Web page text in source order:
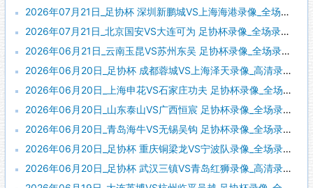
2026年07月21日_足协杯 深圳新鹏城VS上海海港录像_全场录像【视频集锦】
2026年07月21日_北京国安VS大连可为 足协杯录像_全场录像【全场回放】
2026年06月21日_云南玉昆VS苏州东吴 足协杯录像_全场录像【视频集锦】
2026年06月20日_足协杯 成都蓉城VS上海泽天录像_高清录像【全场回放】
2026年06月20日_上海申花VS石家庄功夫 足协杯录像_全场录像【全场回放】
2026年06月20日_山东泰山VS广西恒宸 足协杯录像_全场录像【高清回放】
2026年06月20日_青岛海牛VS无锡吴钩 足协杯录像_全场录像【全场回放】
2026年06月20日_足协杯 重庆铜梁龙VS宁波队录像_全场录像【高清回放】
2026年06月20日_足协杯 武汉三镇VS青岛红狮录像_高清录像【全场回放】